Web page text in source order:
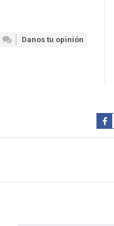
Danos tu opinión